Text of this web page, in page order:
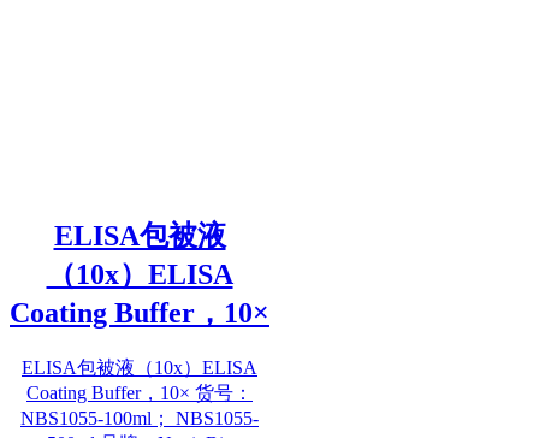
ELISA包被液
（10x）ELISA
Coating Buffer，10×
ELISA包被液（10x）ELISA
Coating Buffer，10× 货号：
NBS1055-100ml； NBS1055-